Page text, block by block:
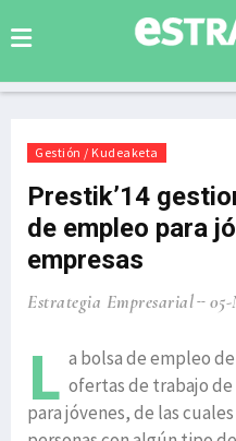
Gestión / Kudeaketa
Prestik’14
de empleo para
empresas
Estrategia Empresarial
L a bolsa de empleo
ofertas de trabajo de
para jóvenes, de las